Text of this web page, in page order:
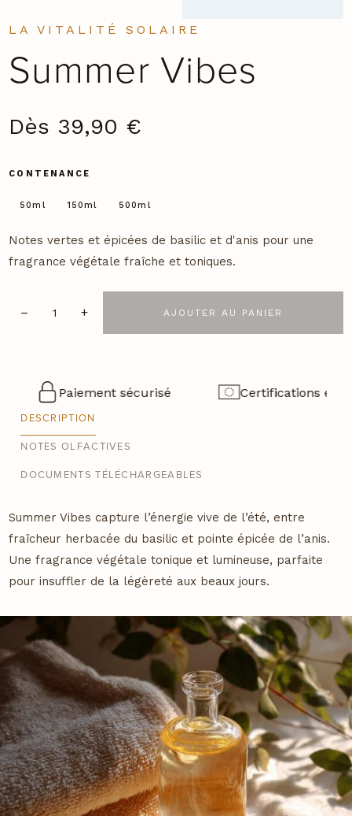
LA VITALITÉ SOLAIRE
Summer Vibes
Dès 39,90 €
CONTENANCE
50ml 150ml 500ml
Notes vertes et épicées de basilic et d'anis pour une
fragrance végétale fraîche et toniques.
– + AJOUTER AU PANIER
Paiement sécurisé Certifications
DESCRIPTION
NOTES OLFACTIVES
DOCUMENTS TÉLÉCHARGEABLES
Description
Summer Vibes capture l’énergie vive de l’été, entre
fraîcheur herbacée du basilic et pointe épicée de l’anis.
Une fragrance végétale tonique et lumineuse, parfaite
pour insuffler de la légèreté aux beaux jours.